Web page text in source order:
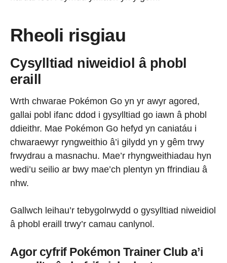
Rheoli risgiau
Cysylltiad niweidiol â phobl
eraill
Wrth chwarae Pokémon Go yn yr awyr agored,
gallai pobl ifanc ddod i gysylltiad go iawn â phobl
ddieithr. Mae Pokémon Go hefyd yn caniatáu i
chwaraewyr ryngweithio â’i gilydd yn y gêm trwy
frwydrau a masnachu. Mae’r rhyngweithiadau hyn
wedi’u seilio ar bwy mae’ch plentyn yn ffrindiau â
nhw.
Gallwch leihau’r tebygolrwydd o gysylltiad niweidiol
â phobl eraill trwy’r camau canlynol.
Agor cyfrif Pokémon Trainer Club a’i